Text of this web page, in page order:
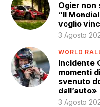
Ogier non
“Il
voglio
3 Agosto
WORLD
Incidente
momenti
svenuto
dall’auto»
3 Agosto